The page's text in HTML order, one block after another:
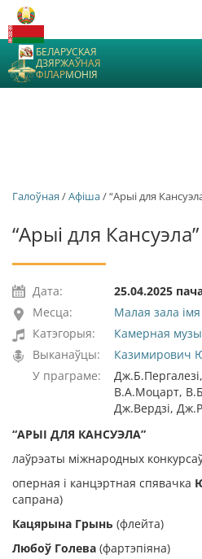
БЕЛАРУСКАЯ
ДЗЯРЖАЎНАЯ
ФІЛАРМОНІЯ
Галоўная /Афiша/ “Арыі для
“Арыі для Кансуэла”
Дата:
25.04.2025
Месца:
Малая зала
Катэгорыя:
Камерная
Выканаўцы:
Казимирович
У праграме:
В.А.Моцарт,
Дж.Вердзі,
“АРЫІ ДЛЯ КАНСУЭЛА”
лаўрэаты міжнародных
оперная і канцэртная спявачка
сапрана)
Кацярына Грынь (флейта)
Любоў Голева (фартэпіяна)